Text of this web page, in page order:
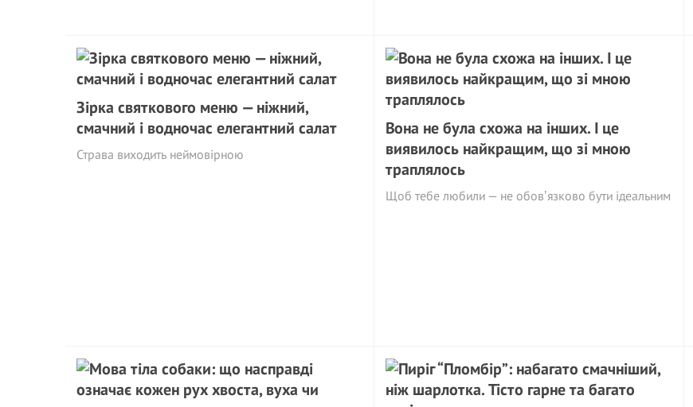
Зірка святкового меню — ніжний,
смачний і водночас елегантний салат
Страва виходить неймовірною
Вона не була схожа на інших. І це
виявилось найкращим, що зі мною
траплялось
Щоб тебе любили — не обовʼязково бути ідеальним